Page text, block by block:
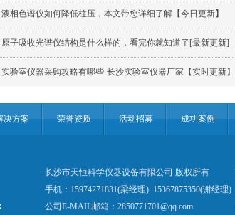
液相色谱仪如何降低柱压，本文带您详细了解【今日更新】
原子吸收光谱仪结构是什么样的，看完你就知道了[最新更新]
实验室仪器采购攻略有哪些-长沙实验室仪器厂家【实时更新】
决方案 荣誉资质 活动招募 成功案例
长沙市天恒科学仪器设备有限公司 版权所有
手机：15974271831(梁经理) 15367875350(谢经理)
公司E-MAIL邮箱：2850771701@qq.com